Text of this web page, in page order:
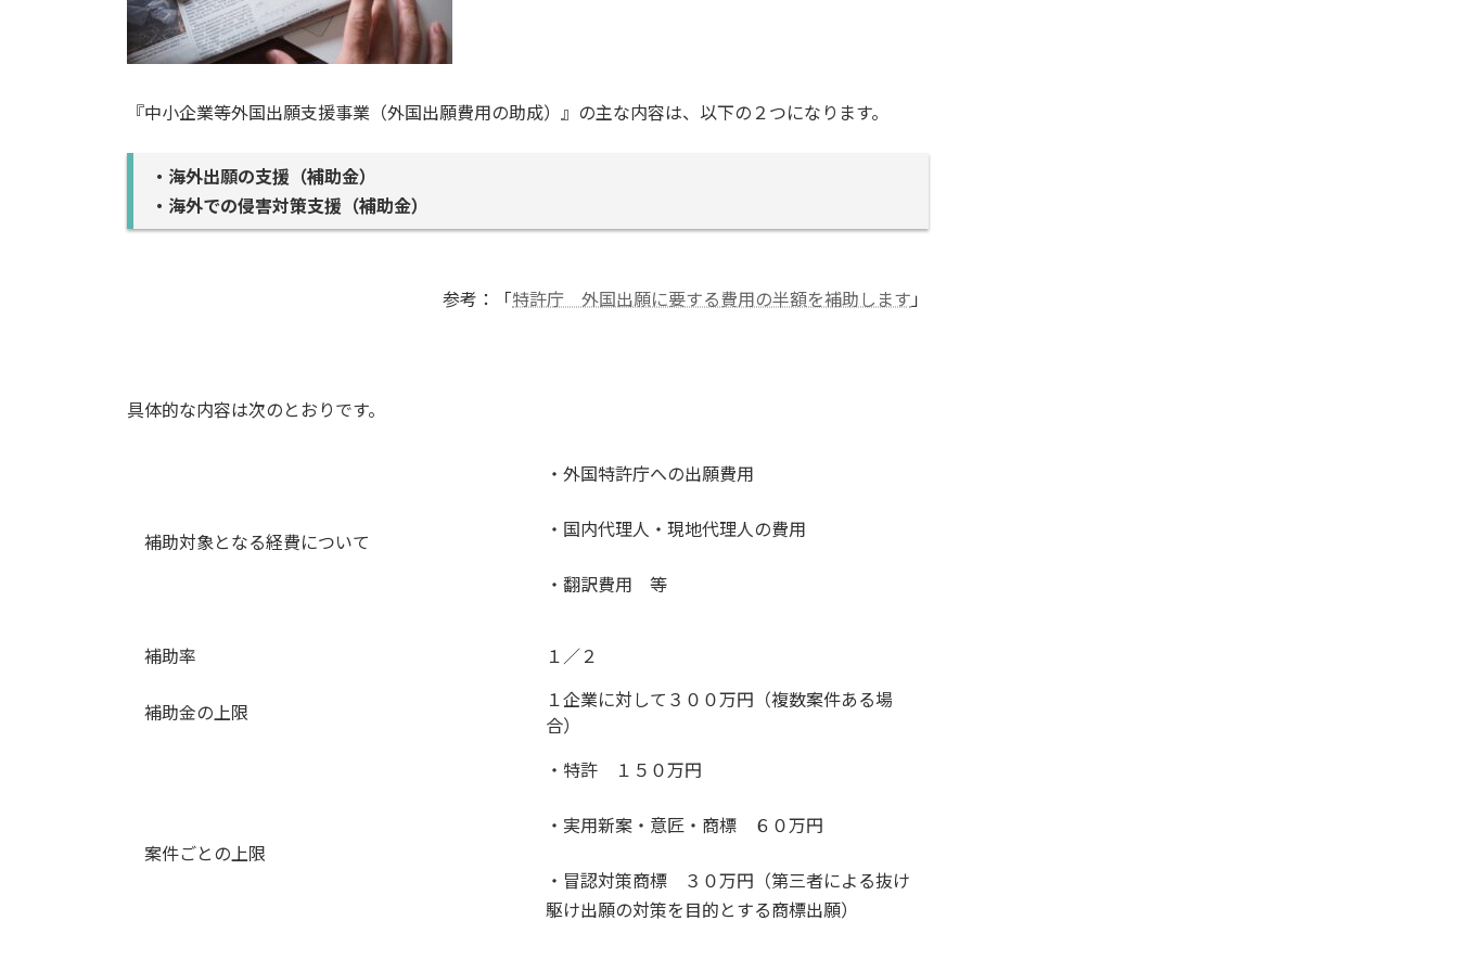
『中小企業等外国出願支援事業（外国出願費用の助成）』の主な内容は、以下の２つになります。
・海外出願の支援（補助金）
・海外での侵害対策支援（補助金）
参考：「特許庁 外国出願に要する費用の半額を補助します 」
具体的な内容は次のとおりです。
補助対象となる経費について
・外国特許庁への出願費用
・国内代理人・現地代理人の費用
・翻訳費用 等
補助率 １／２
補助金の上限
１企業に対して３００万円（複数案件ある場
合）
案件ごとの上限
・特許 １５０万円
・実用新案・意匠・商標 ６０万円
・冒認対策商標 ３０万円（第三者による抜け
駆け出願の対策を目的とする商標出願）